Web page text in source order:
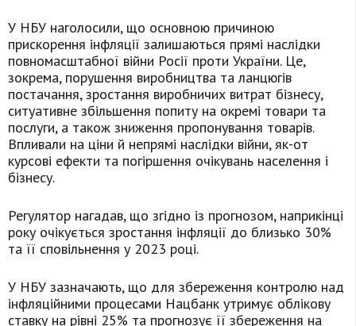
У НБУ наголосили, що основною причиною
прискорення інфляції залишаються прямі наслідки
повномасштабної війни Росії проти України. Це,
зокрема, порушення виробництва та ланцюгів
постачання, зростання виробничих витрат бізнесу,
ситуативне збільшення попиту на окремі товари та
послуги, а також зниження пропонування товарів.
Впливали на ціни й непрямі наслідки війни, як-от
курсові ефекти та погіршення очікувань населення і
бізнесу.
Регулятор нагадав, що згідно із прогнозом, наприкінці
року очікується зростання інфляції до близько 30%
та її сповільнення у 2023 році.
У НБУ зазначають, що для збереження контролю над
інфляційними процесами Нацбанк утримує облікову
ставку на рівні 25% та прогнозує її збереження на